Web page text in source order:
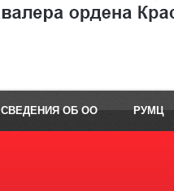
СВЕДЕНИЯ ОБ ОО РУМЦ